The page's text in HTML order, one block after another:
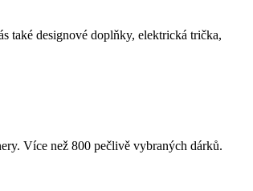
také designové doplňky, elektrická trička,
Více než 800 pečlivě vybraných dárků.